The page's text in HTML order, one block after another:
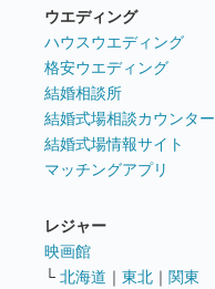
ウエディング
ハウスウエディング
格安ウエディング
結婚相談所
結婚式場相談カウンター
結婚式場情報サイト
マッチングアプリ
レジャー
映画館
└ 北海道 ｜ 東北 ｜ 関東